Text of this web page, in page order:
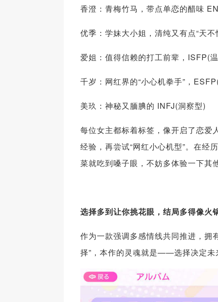
香澄：青梅竹马，带点单恋的醋味
优季：学妹大小姐，清纯又有点“天
爱姐：值得信赖的打工前辈，ISFP(
千岁：网红界的“小心机拳手”，
美玖：神秘又腼腆的 INFJ(洞察型)
每位女主都标着标签，像开启了恋爱
经验，再尝试“网红小心机型”。在经
菜就吃到嗓子眼，不妨多体验一下其
选择多到让你挑花眼，结局多得像火
作为一款强调多感情线共同推进，拥
择”，本作的灵魂就是——选择决定未